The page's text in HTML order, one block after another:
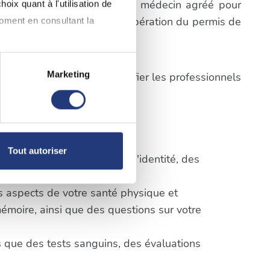
quant à l'utilisation de
en consultant la
mètres près
(empreintes
relatives aux médias
de notre site avec nos
informations que
Marketing
Tout autoriser
rendez-vous avec un médecin agréé pour
du processus de récupération du permis de
ci-dessus afin d'identifier les professionnels
général du déroulement :
officielle, une pièce d'identité, des
aspects de votre santé physique et
ainsi que des questions sur votre
des tests sanguins, des évaluations